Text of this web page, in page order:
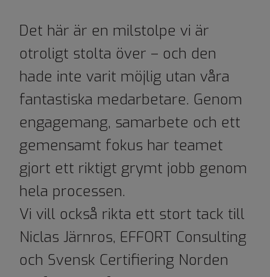
Det här är en milstolpe vi är
otroligt stolta över – och den
hade inte varit möjlig utan våra
fantastiska medarbetare. Genom
engagemang, samarbete och ett
gemensamt fokus har teamet
gjort ett riktigt grymt jobb genom
hela processen.
Vi vill också rikta ett stort tack till
Niclas Järnros, EFFORT Consulting
och Svensk Certifiering Norden